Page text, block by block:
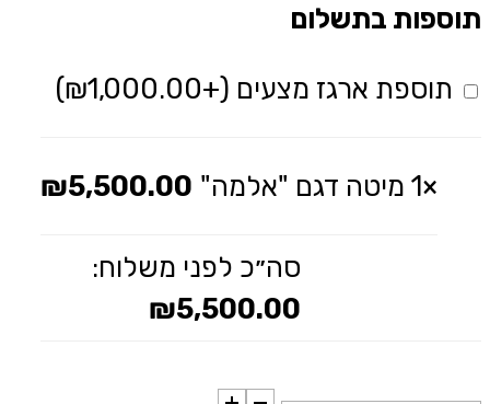
תוספות בתשלום
תוספת ארגז מצעים (+
₪1,000.00
)
×1 מיטה דגם "אלמה" ₪5,500.00
סה״כ לפני משלוח:
₪5,500.00